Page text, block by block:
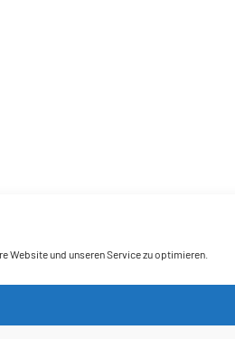
Website und unseren Service zu optimieren.